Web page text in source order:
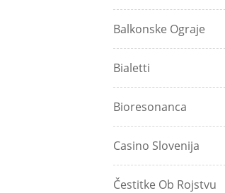
Balkonske Ograje
Bialetti
Bioresonanca
Casino Slovenija
Čestitke Ob Rojstvu